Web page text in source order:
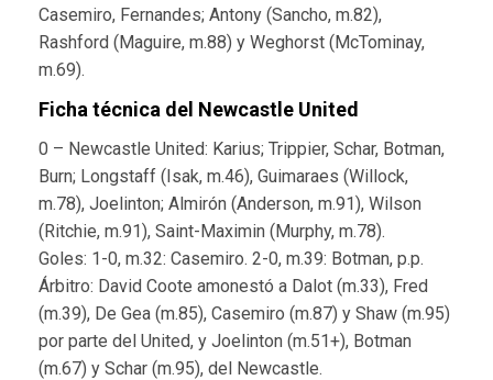
Casemiro, Fernandes; Antony (Sancho, m.82),
Rashford (Maguire, m.88) y Weghorst (McTominay,
m.69).
Ficha técnica del Newcastle United
0 – Newcastle United: Karius; Trippier, Schar, Botman,
Burn; Longstaff (Isak, m.46), Guimaraes (Willock,
m.78), Joelinton; Almirón (Anderson, m.91), Wilson
(Ritchie, m.91), Saint-Maximin (Murphy, m.78).
Goles: 1-0, m.32: Casemiro. 2-0, m.39: Botman, p.p.
Árbitro: David Coote amonestó a Dalot (m.33), Fred
(m.39), De Gea (m.85), Casemiro (m.87) y Shaw (m.95)
por parte del United, y Joelinton (m.51+), Botman
(m.67) y Schar (m.95), del Newcastle.